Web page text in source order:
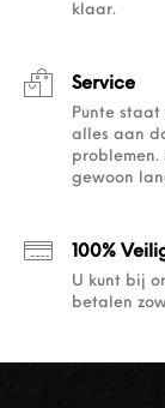
klaar.
Service
Punte
alles aan
gewoon
100%
U kunt bij
betalen